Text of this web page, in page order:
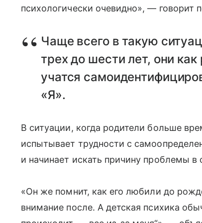
психологически очевидно», — говорит
Чаще всего в такую
трех до шести лет, они
учатся
«Я».
В ситуации, когда родители больше
испытывает трудности с
и начинает искать причину проблемы в
«Он же помнит, как его любили до
внимание после. А детская психика